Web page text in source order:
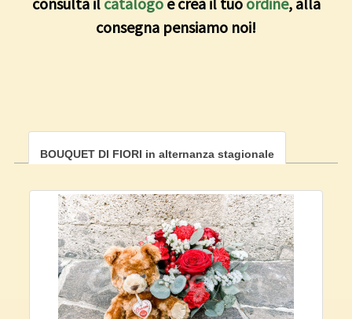
consegna pensiamo noi!
BOUQUET DI FIORI in alternanza stagionale